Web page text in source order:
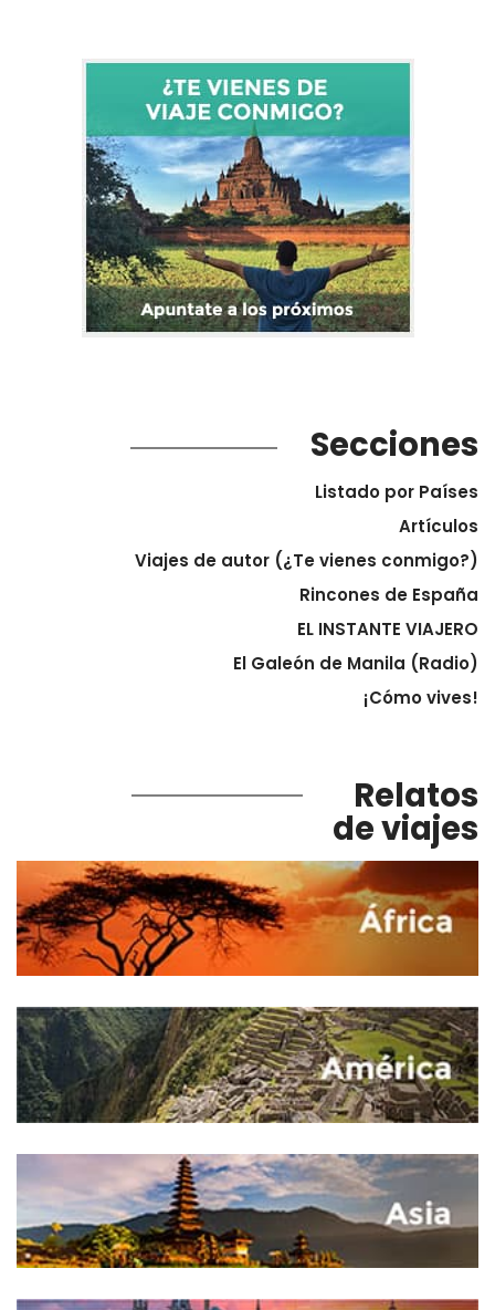
Secciones
Listado por Países
Artículos
Viajes de autor (¿Te vienes conmigo?)
Rincones de España
EL INSTANTE VIAJERO
El Galeón de Manila (Radio)
¡Cómo vives!
Relatos
de viajes